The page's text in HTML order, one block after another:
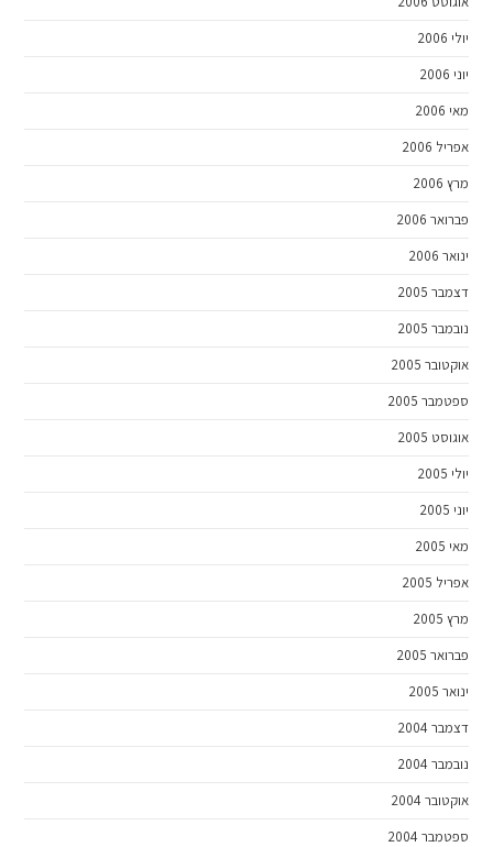
יולי 2006
יוני 2006
מאי 2006
אפריל 2006
מרץ 2006
פברואר 2006
ינואר 2006
דצמבר 2005
נובמבר 2005
אוקטובר 2005
ספטמבר 2005
אוגוסט 2005
יולי 2005
יוני 2005
מאי 2005
אפריל 2005
מרץ 2005
פברואר 2005
ינואר 2005
דצמבר 2004
נובמבר 2004
אוקטובר 2004
ספטמבר 2004